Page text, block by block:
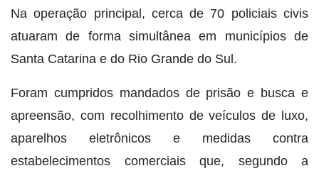
Na operação principal, cerca de 70 policiais civis
atuaram de forma simultânea em municípios de
Santa Catarina e do Rio Grande do Sul.
Foram cumpridos mandados de prisão e busca e
apreensão, com recolhimento de veículos de luxo,
aparelhos eletrônicos e medidas contra
estabelecimentos comerciais que, segundo a